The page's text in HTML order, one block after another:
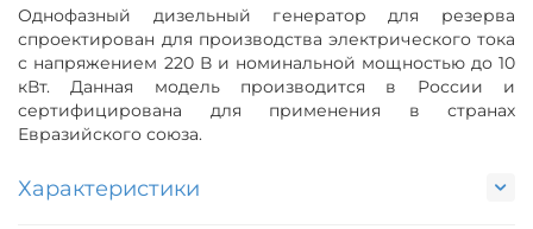
Однофазный дизельный генератор для резерва
спроектирован для производства электрического тока
с напряжением 220 В и номинальной мощностью до 10
кВт. Данная модель производится в России и
сертифицирована для применения в странах
Евразийского союза.
Характеристики